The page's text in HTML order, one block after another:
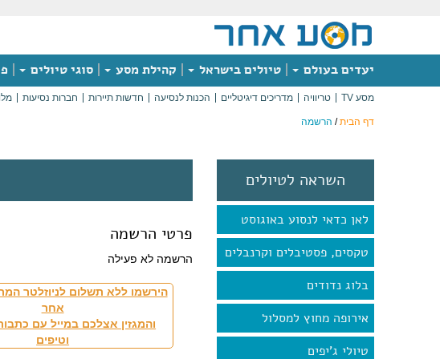
יעדים בעולם טיולים בישראל קהילת מסע סוגי טיולים
מסע TV טריוויה מדריכים דיגיטליים הכנות לנסיעה חדשות תיירות חברות נסיעות
דף הבית/ הרשמה
השראה לטיולים
לאן כדאי לנסוע באוגוסט
טקסים, פסטיבלים וקרנבלים
בלוג נדודים
אירופה מחוץ למסלול
טיולי ג'יפים
פרטי הרשמה
הרשמה לא פעילה
הירשמו ללא תשלום לניוזלטר
אחר
והמגזין אצלכם במייל עם
וטיפים